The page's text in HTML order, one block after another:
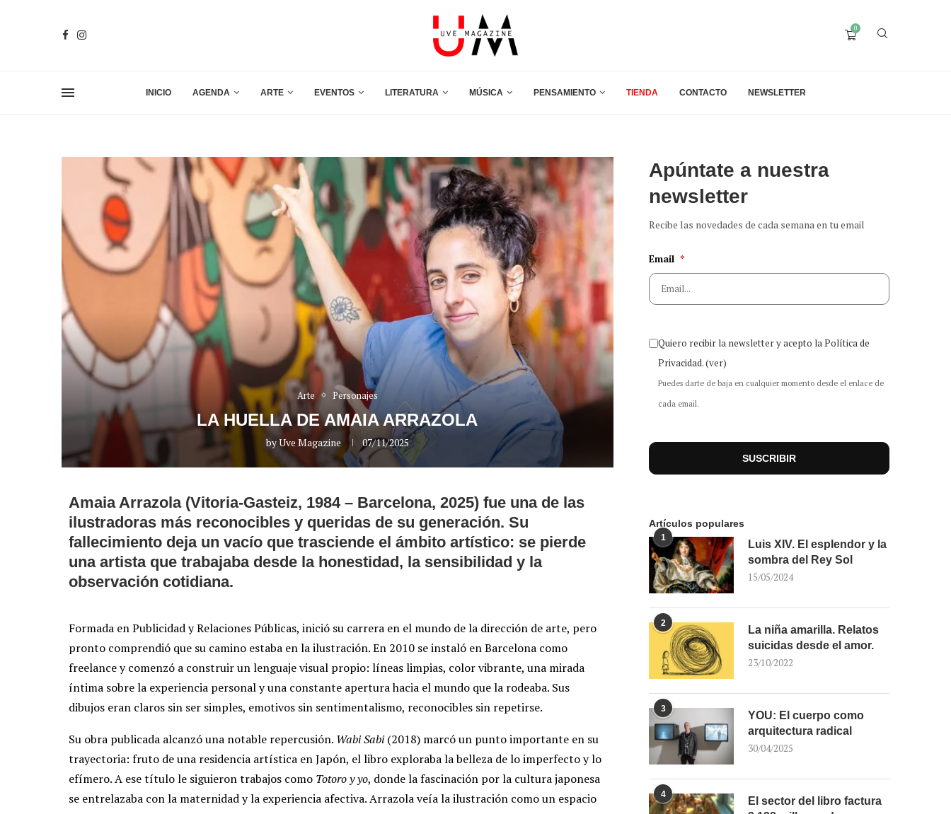
0
INICIO AGENDA ARTE EVENTOS LITERATURA MÚSICA PENSAMIENTO TIENDA CONTACTO NEWSLETTER
Arte Personajes
LA HUELLA DE AMAIA ARRAZOLA
byUve Magazine 07/11/2025
Amaia Arrazola (Vitoria-Gasteiz, 1984 – Barcelona, 2025) fue una de las
ilustradoras más reconocibles y queridas de su generación. Su
fallecimiento deja un vacío que trasciende el ámbito artístico: se pierde
una artista que trabajaba desde la honestidad, la sensibilidad y la
observación cotidiana.
Formada en Publicidad y Relaciones Públicas, inició su carrera en el mundo de la dirección de arte, pero
pronto comprendió que su camino estaba en la ilustración. En 2010 se instaló en Barcelona como
freelance y comenzó a construir un lenguaje visual propio: líneas limpias, color vibrante, una mirada
íntima sobre la experiencia personal y una constante apertura hacia el mundo que la rodeaba. Sus
dibujos eran claros sin ser simples, emotivos sin sentimentalismo, reconocibles sin repetirse.
Su obra publicada alcanzó una notable repercusión. Wabi Sabi(2018) marcó un punto importante en su
trayectoria: fruto de una residencia artística en Japón, el libro exploraba la belleza de lo imperfecto y lo
efímero. A ese título le siguieron trabajos como Totoro y yo, donde la fascinación por la cultura japonesa
se entrelazaba con la maternidad y la experiencia afectiva. Arrazola veía la ilustración como un espacio
Apúntate a nuestra
newsletter
Recibe las novedades de cada semana en tu email
Email *
Quiero recibir la newsletter y acepto la Política de
Privacidad.(ver)
Puedes darte de baja en cualquier momento desde el enlace de
cada email.
Artículos populares
1
Luis XIV. El esplendor y la
sombra del Rey Sol
15/05/2024
2
La niña amarilla. Relatos
suicidas desde el amor.
23/10/2022
3
YOU: El cuerpo como
arquitectura radical
30/04/2025
4
El sector del libro factura